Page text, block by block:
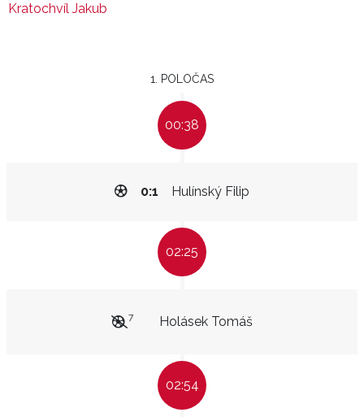
Kratochvíl Jakub
1. POLOČAS
00:38
Hulínský Filip
0:1
02:25
Holásek Tomáš
7
02:54